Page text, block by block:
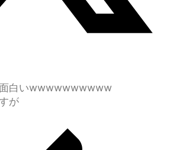
白いwwwwwwwwww
が